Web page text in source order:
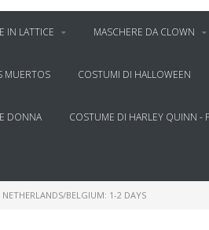
IN LATTICE MASCHERE DA CLOWN
MUERTOS COSTUMI DI HALLOWEEN
DONNA COSTUME DI HARLEY QUINN -
BELGIUM: 1-2 DAYS